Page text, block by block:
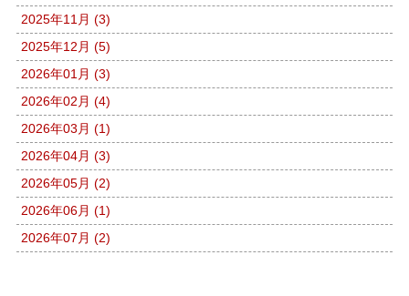
2025年11月 (3)
2025年12月 (5)
2026年01月 (3)
2026年02月 (4)
2026年03月 (1)
2026年04月 (3)
2026年05月 (2)
2026年06月 (1)
2026年07月 (2)